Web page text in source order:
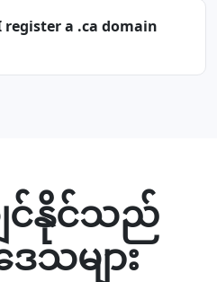
register a .ca domain
င်နိုင်သည်
ေသများ